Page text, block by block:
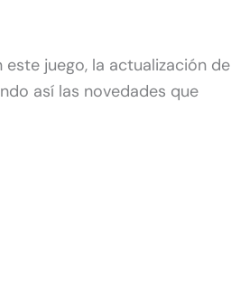
juego, la actualización de
así las novedades que